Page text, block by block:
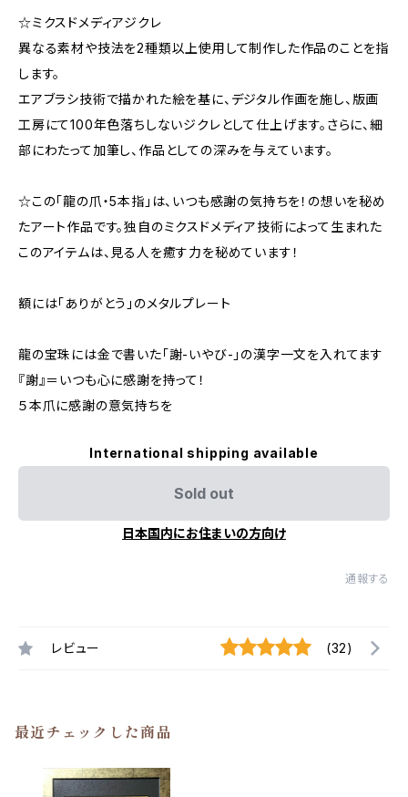
☆ミクスドメディアジクレ
異なる素材や技法を2種類以上使用して制作した作品のことを指
します。
エアブラシ技術で描かれた絵を基に、デジタル作画を施し、版画
工房にて100年色落ちしないジクレとして仕上げます。さらに、細
部にわたって加筆し、作品としての深みを与えています。
☆この「龍の爪・5本指」は、いつも感謝の気持ちを！の想いを秘め
たアート作品です。独自のミクスドメディア技術によって生まれた
このアイテムは、見る人を癒す力を秘めています！
額には「ありがとう」のメタルプレート
龍の宝珠には金で書いた「謝-いやび-」の漢字一文を入れてます
『謝』＝いつも心に感謝を持って！
５本爪に感謝の意気持ちを
International shipping available
Sold out
日本国内にお住まいの方向け
通報する
レビュー (32)
最近チェックした商品